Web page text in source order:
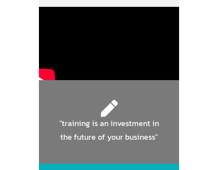
"training is an investment in
the future of your business"